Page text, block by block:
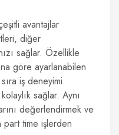
avantajlar
diğer
sağlar. Özellikle
göre ayarlanabilen
iş deneyimi
sağlar. Aynı
değerlendirmek ve
part time işlerden